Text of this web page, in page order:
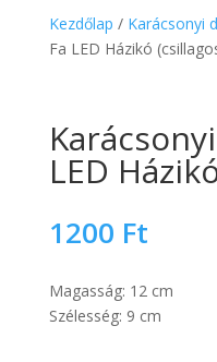
Kezdőlap / Karácsonyi
Fa LED Házikó
LED
1200 Ft
Magasság: 12 cm
Szélesség: 9 cm